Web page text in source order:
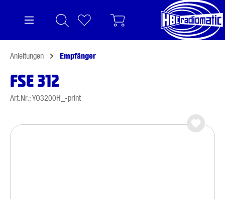
Anleitungen Empfänger
FSE 312
Art.Nr.: YO3200H_-print
Bildergalerie überspringen